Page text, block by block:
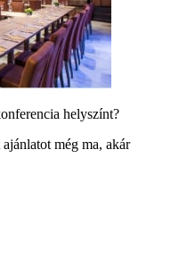
helyszínt?
még ma, akár